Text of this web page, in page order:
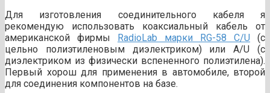
Для изготовления соединительного кабеля я
рекомендую использовать коаксиальный кабель от
американской фирмы RadioLab марки RG-58 C/U (c
цельно полиэтиленовым диэлектриком) или A/U (с
диэлектриком из физически вспененного полиэтилена).
Первый хорош для применения в автомобиле, второй
для соединения компонентов на базе.